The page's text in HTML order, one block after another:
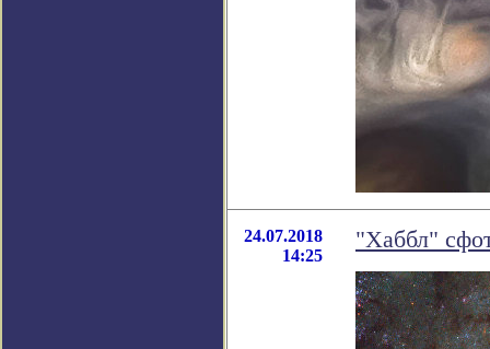
24.07.2018
14:25
"Хаббл"